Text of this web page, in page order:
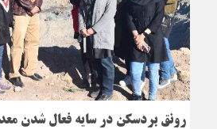
رونق بردسکن در سایه فعال شدن